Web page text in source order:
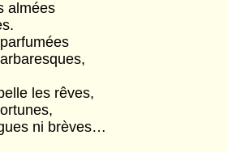
almées
les rêves,
ni brèves…